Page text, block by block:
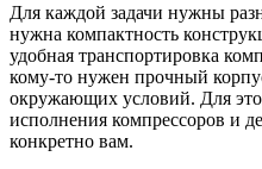
Для каждой задачи нужны
нужна компактность
удобная транспортировка
кому-то нужен прочный
окружающих условий. Для
исполнения компрессоров и
конкретно вам.